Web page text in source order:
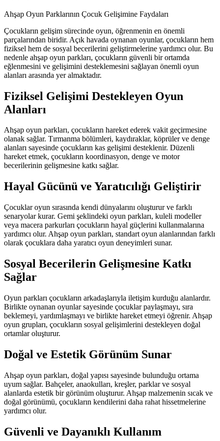
Ahşap Oyun Parklarının Çocuk Gelişimine Faydaları
Çocukların gelişim sürecinde oyun, öğrenmenin en önemli
parçalarından biridir. Açık havada oynanan oyunlar, çocukların hem
fiziksel hem de sosyal becerilerini geliştirmelerine yardımcı olur. Bu
nedenle ahşap oyun parkları, çocukların güvenli bir ortamda
eğlenmesini ve gelişimini desteklemesini sağlayan önemli oyun
alanları arasında yer almaktadır.
Fiziksel Gelişimi Destekleyen Oyun
Alanları
Ahşap oyun parkları, çocukların hareket ederek vakit geçirmesine
olanak sağlar. Tırmanma bölümleri, kaydıraklar, köprüler ve denge
alanları sayesinde çocukların kas gelişimi desteklenir. Düzenli
hareket etmek, çocukların koordinasyon, denge ve motor
becerilerinin gelişmesine katkı sağlar.
Hayal Gücünü ve Yaratıcılığı Geliştirir
Çocuklar oyun sırasında kendi dünyalarını oluşturur ve farklı
senaryolar kurar. Gemi şeklindeki oyun parkları, kuleli modeller
veya macera parkurları çocukların hayal güçlerini kullanmalarına
yardımcı olur. Ahşap oyun parkları, standart oyun alanlarından farklı
olarak çocuklara daha yaratıcı oyun deneyimleri sunar.
Sosyal Becerilerin Gelişmesine Katkı
Sağlar
Oyun parkları çocukların arkadaşlarıyla iletişim kurduğu alanlardır.
Birlikte oynanan oyunlar sayesinde çocuklar paylaşmayı, sıra
beklemeyi, yardımlaşmayı ve birlikte hareket etmeyi öğrenir. Ahşap
oyun grupları, çocukların sosyal gelişimlerini destekleyen doğal
ortamlar oluşturur.
Doğal ve Estetik Görünüm Sunar
Ahşap oyun parkları, doğal yapısı sayesinde bulunduğu ortama
uyum sağlar. Bahçeler, anaokulları, kreşler, parklar ve sosyal
alanlarda estetik bir görünüm oluşturur. Ahşap malzemenin sıcak ve
doğal görünümü, çocukların kendilerini daha rahat hissetmelerine
yardımcı olur.
Güvenli ve Dayanıklı Kullanım